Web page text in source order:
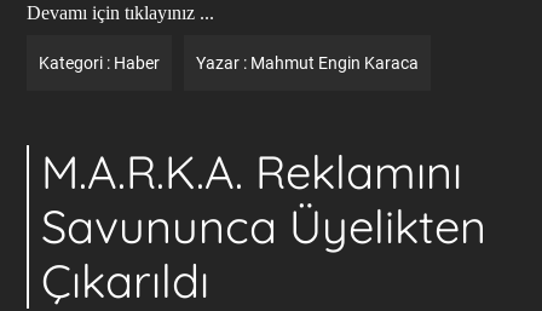
Devamı için tıklayınız ...
Kategori : Haber Yazar : Mahmut Engin Karaca
M.A.R.K.A. Reklamını
Savununca Üyelikten
Çıkarıldı